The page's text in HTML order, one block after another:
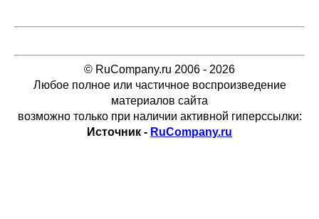
© RuCompany.ru 2006 - 2026
Любое полное или частичное воспроизведение
материалов сайта
возможно только при наличии активной гиперссылки:
Источник - RuCompany.ru